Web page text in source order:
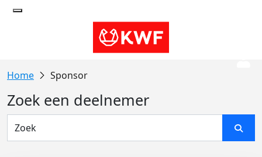
Sponsor
Zoek een deelnemer